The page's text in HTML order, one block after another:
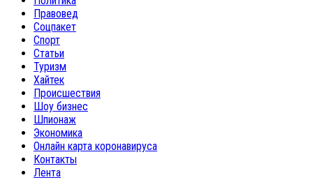
Правовед
Соцпакет
Спорт
Статьи
Туризм
Хайтек
Происшествия
Шоу бизнес
Шпионаж
Экономика
Онлайн карта коронавируса
Контакты
Лента